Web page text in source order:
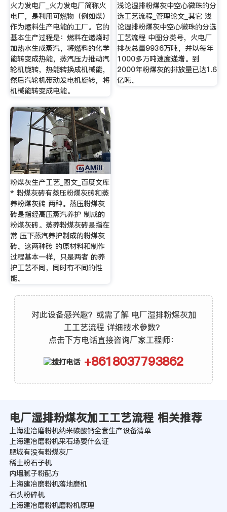
火力发电厂_火力发电厂简称火
电厂，是利用可燃物（例如煤）
作为燃料生产电能的工厂。它的
基本生产过程是：燃料在燃烧时
加热水生成蒸汽，将燃料的化学
能转变成热能，蒸汽压力推动汽
轮机旋转，热能转换成机械能，
然后汽轮机带动发电机旋转，将
机械能转变成电能。
浅论湿排粉煤灰中空心微珠的分
选工艺流程_管理论文_其它 浅
论湿排粉煤灰中空心微珠的分选
工艺流程 中图分类号，火电厂
排灰总量9936万吨，并以每年
1000多万吨速度递增。到
2000年粉煤灰的排放量已达1.6
亿吨。
粉煤灰生产工艺_图文_百度文库
* 粉煤灰砖有蒸压粉煤灰砖和蒸
养粉煤灰砖 两种。蒸压粉煤灰
砖是指经高压蒸汽养护 制成的
粉煤灰砖。蒸养粉煤灰砖是指在
常 压下蒸汽养护制成的粉煤灰
砖。这两种砖 的原材料和制作
过程基本一样，只是两者 的养
护工艺不同，同时有不同的性
能。
对此设备感兴趣？或需了解 电厂湿排粉煤灰加
工工艺流程 详细技术参数？
点击下方电话直接咨询厂家工程师：
+8618037793862
电厂湿排粉煤灰加工工艺流程 相关推荐
上海建冶磨粉机纳米碳酸钙全套生产设备清单
上海建冶磨粉机采石场要什么证
肥城有没有粉煤灰厂
稀土粉石子机
内墙腻子粉配方
上海建冶磨粉机落地磨机
石头粉碎机
上海建冶磨粉机磨粉机原理